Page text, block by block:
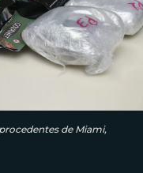
de Miami,